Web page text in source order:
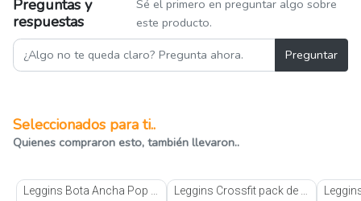
Preguntas y
respuestas
Sé el primero en preguntar algo sobre
este producto.
Preguntar
Seleccionados para ti..
Quienes compraron esto, también llevaron..